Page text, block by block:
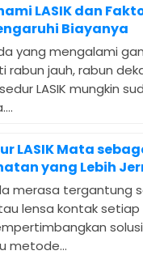
LASIK dan
Biayanya
yang mengalami
rabun jauh, rabun
LASIK mungkin
LASIK Mata
yang Lebih
merasa tergantung
lensa kontak setiap
metode...